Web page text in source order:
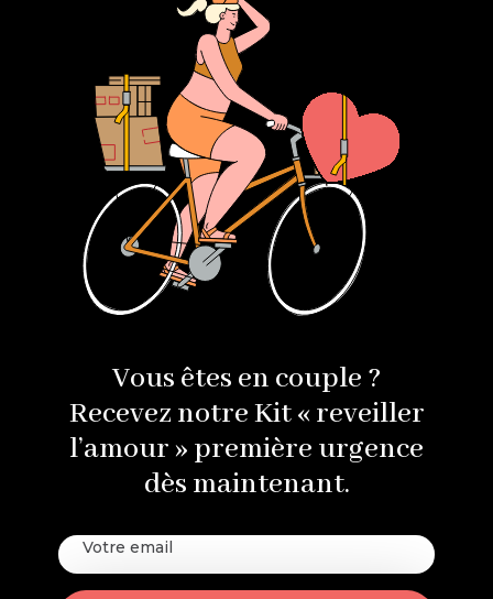
Vous êtes en couple ?
Recevez notre Kit « reveiller
l’amour » première urgence
dès maintenant.